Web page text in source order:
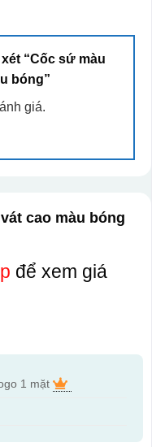
“Cốc sứ màu
bóng”
giá.
cao màu bóng
để xem giá
1 mặt